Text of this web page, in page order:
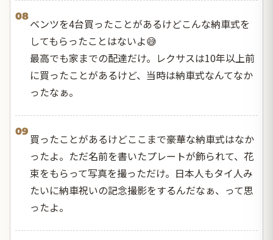
08
ベンツを4台買ったことがあるけどこんな納車式を
してもらったことはないよ😅
最高でも家までの配達だけ。レクサスは10年以上前
に買ったことがあるけど、当時は納車式なんてなか
ったなぁ。
09
買ったことがあるけどここまで豪華な納車式はなか
ったよ。ただ名前を書いたプレートが飾られて、花
束をもらって写真を撮っただけ。日本人もタイ人み
たいに納車祝いの記念撮影をするんだなぁ、って思
ったよ。